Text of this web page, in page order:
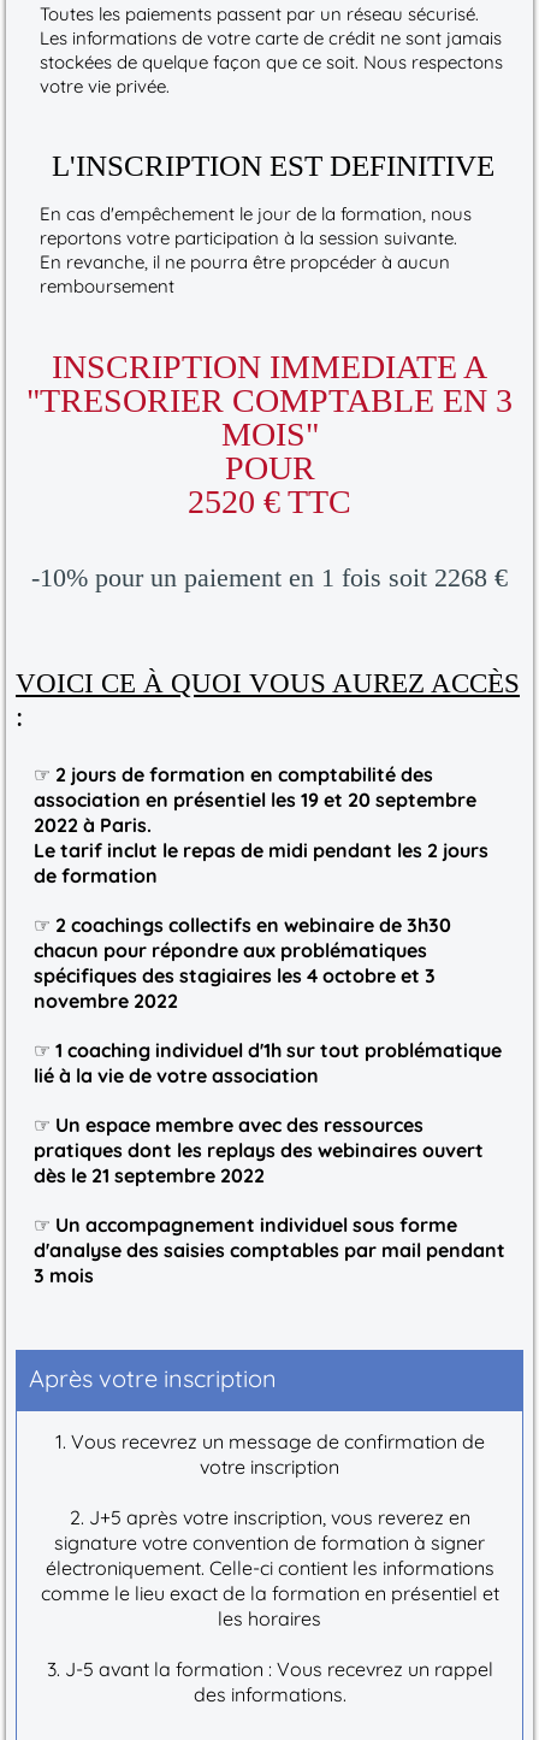
Toutes les paiements passent par un réseau sécurisé.
Les informations de votre carte de crédit ne sont jamais
stockées de quelque façon que ce soit. Nous respectons
votre vie privée.
L'INSCRIPTION EST DEFINITIVE
En cas d'empêchement le jour de la formation, nous
reportons votre participation à la session suivante.
En revanche, il ne pourra être propcéder à aucun
remboursement
INSCRIPTION IMMEDIATE A
"TRESORIER COMPTABLE EN 3
MOIS"
POUR
2520 € TTC
-10% pour un paiement en 1 fois soit 2268 €
VOICI CE À QUOI VOUS AUREZ ACCÈS
:
☞ 2 jours de formation en comptabilité des
association en présentiel les 19 et 20 septembre
2022 à Paris.
Le tarif inclut le repas de midi pendant les 2 jours
de formation
☞ 2 coachings collectifs en webinaire de 3h30
chacun pour répondre aux problématiques
spécifiques des stagiaires les 4 octobre et 3
novembre 2022
☞ 1 coaching individuel d'1h sur tout problématique
lié à la vie de votre association
☞ Un espace membre avec des ressources
pratiques dont les replays des webinaires ouvert
dès le 21 septembre 2022
☞ Un accompagnement individuel sous forme
d'analyse des saisies comptables par mail pendant
3 mois
Après votre inscription
1. Vous recevrez un message de confirmation de
votre inscription
2. J+5 après votre inscription, vous reverez en
signature votre convention de formation à signer
électroniquement. Celle-ci contient les informations
comme le lieu exact de la formation en présentiel et
les horaires
3. J-5 avant la formation : Vous recevrez un rappel
des informations.